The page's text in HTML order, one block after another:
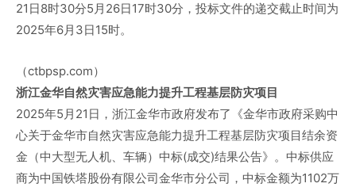
21日8时30分5月26日17时30分，投标文件的递交截止时间为
2025年6月3日15时。
（ctbpsp.com）
浙江金华自然灾害应急能力提升工程基层防灾项目
2025年5月21日，浙江金华市政府发布了《金华市政府采购中
心关于金华市自然灾害应急能力提升工程基层防灾项目结余资
金（中大型无人机、车辆）中标(成交)结果公告》。中标供应
商为中国铁塔股份有限公司金华市分公司，中标金额为1102万